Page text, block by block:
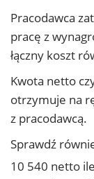
Pracodawca
pracę z
łączny koszt
Kwota netto
otrzymuje na
z pracodawcą.
Sprawdź
10 540 netto